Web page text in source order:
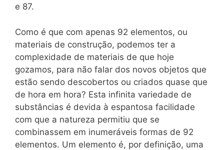
e 87.
Como é que com apenas 92 elementos, ou
materiais de construção, podemos ter a
complexidade de materiais de que hoje
gozamos, para não falar dos novos objetos que
estão sendo descobertos ou criados quase que
de hora em hora? Esta infinita variedade de
substâncias é devida à espantosa facilidade
com que a natureza permitiu que se
combinassem em inumeráveis formas de 92
elementos. Um elemento é, por definição, uma